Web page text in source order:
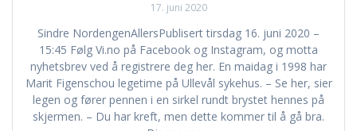
17. juni 2020
Sindre NordengenAllersPublisert tirsdag 16. juni 2020 –
15:45 Følg Vi.no på Facebook og Instagram, og motta
nyhetsbrev ved å registrere deg her. En maidag i 1998 har
Marit Figenschou legetime på Ullevål sykehus. – Se her, sier
legen og fører pennen i en sirkel rundt brystet hennes på
skjermen. – Du har kreft, men dette kommer til å gå bra.